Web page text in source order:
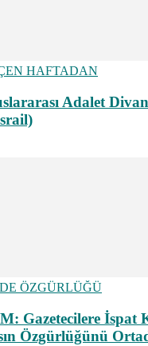
HAFTADAN
Adalet
ÖZGÜRLÜĞÜ
Gazetecilere İspat
Özgürlüğünü